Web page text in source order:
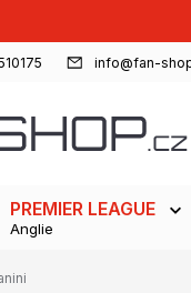
info@fan-
PREMIER LEAGUE
Anglie